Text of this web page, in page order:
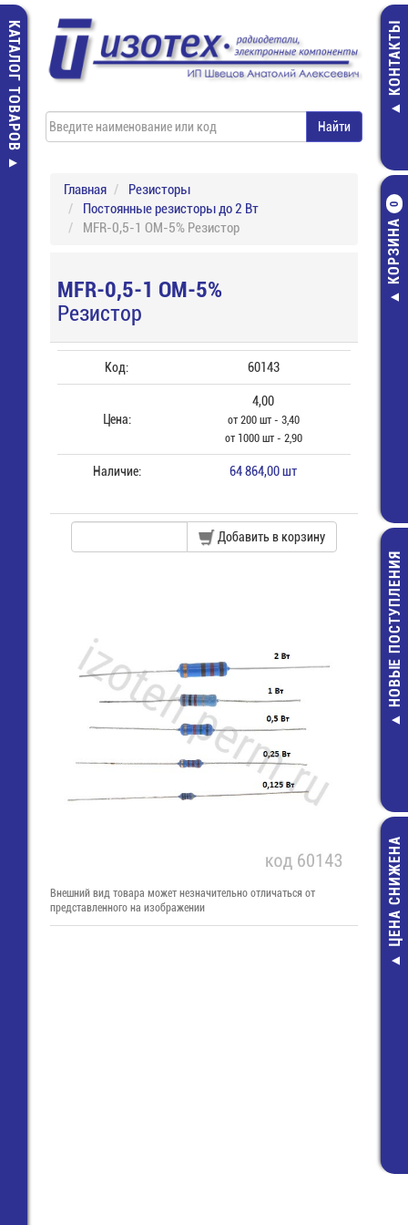
КАТАЛОГ ТОВАРОВ КОНТАКТЫ
КОРЗИНА
0
Провод/
красный
НОВЫЕ ПОСТУПЛЕНИЯ
ЦЕНА СНИЖЕНА
Главная
Резисторы
Постоянные резисторы до 2 Вт
MFR-0,5-1 ОМ-5% Резистор
MFR-0,5-1 ОМ-5%
Резистор
Код: 60143
Цена:
4,00
от 200 шт - 3,40
от 1000 шт - 2,90
Наличие: 64 864,00 шт
Добавить в корзину
Внешний вид товара может незначительно отличаться от
представленного на изображении